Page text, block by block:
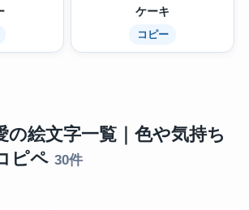
ケーキ
コピー
の絵文字一覧｜色や気持ち
ピペ 30件